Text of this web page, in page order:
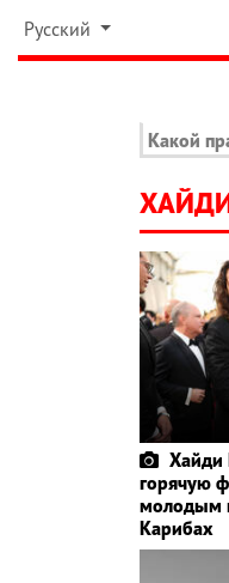
Русский
Какой
Хайди
горячую
молодым
Карибах